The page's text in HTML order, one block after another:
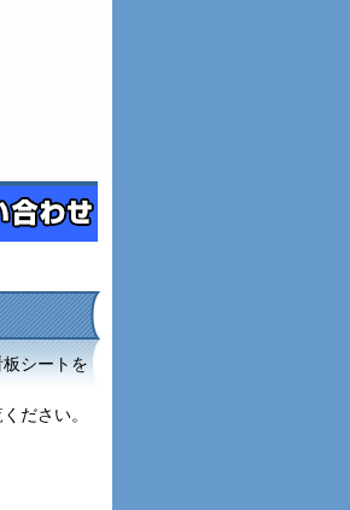
シートを
ださい。